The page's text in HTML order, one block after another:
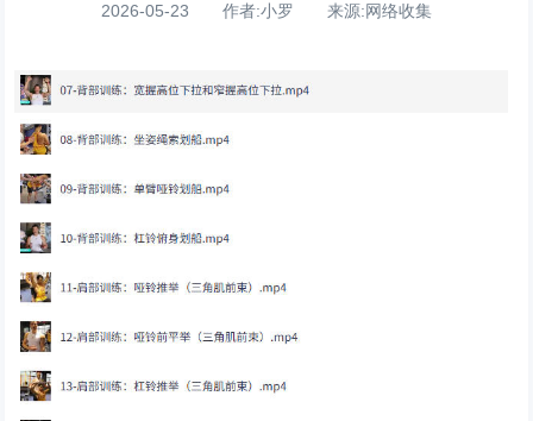
2026-05-23 作者:小罗 来源:网络收集